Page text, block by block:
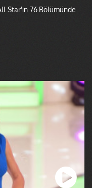
Star'ın 76.Bölümünde